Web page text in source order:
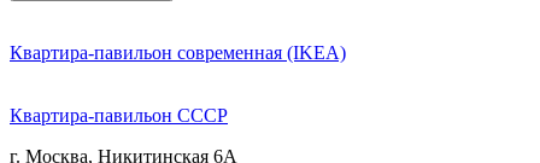
Квартира-павильон современная (IKEA)
Квартира-павильон СССР
г. Москва, Никитинская 6А